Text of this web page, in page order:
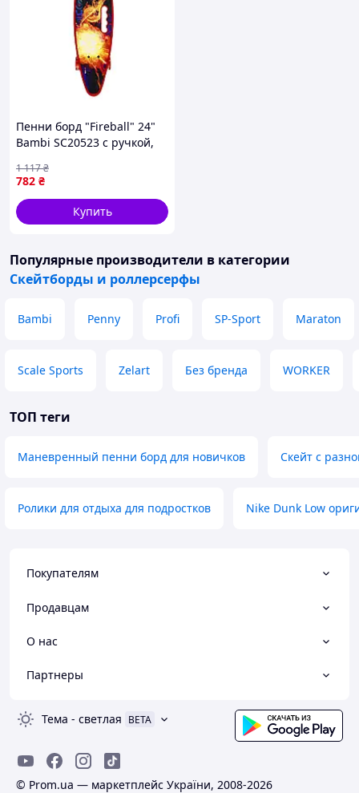
Пенни борд "Fireball" 24"
Bambi SC20523 с ручкой,
782 ₴
1 117₴
Купить
Популярные производители в категории
Скейтборды и роллерсерфы
Bambi Penny Profi SP-Sport Maraton
Scale Sports Zelart Без бренда WORKER
ТОП теги
Маневренный пенни борд для новичков Скейт с
Ролики для отдыха для подростков Nike Dunk Low
Покупателям
Продавцам
О нас
Партнеры
Тема - светлая BETA
© Prom.ua — маркетплейс України, 2008-2026